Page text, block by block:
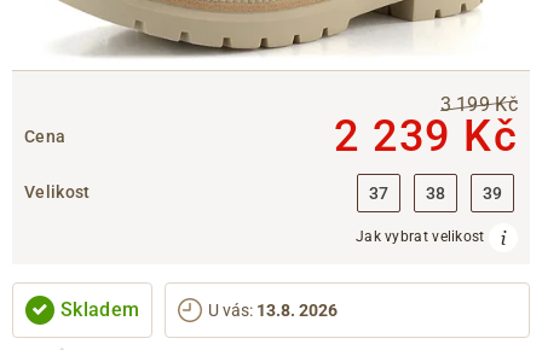
Cena
3 199 Kč
2 239 Kč
Velikost 37 38 39
Jak vybrat velikost
Skladem U vás: 13.8. 2026